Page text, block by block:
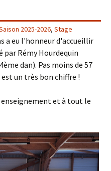
2025-2026, Stage
a eu l'honneur d'accueillir
Rémy Hourdequin
dan). Pas moins de 57
un très bon chiffre !
enseignement et à tout le